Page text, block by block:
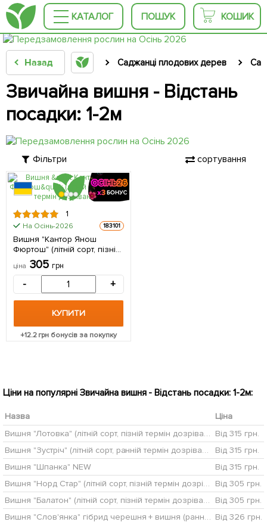
КАТАЛОГ ПОШУК КОШИК
Назад Саджанці плодових дерев
Звичайна вишня - Відстань
посадки: 1-2м
Фільтри сортування
1
На Осінь-2026 183101
Вишня "Кантор Янош
Фюртош" (літній сорт, пізній
термін дозрівання) 1
саджанець в упаковці
ціна 305 грн
- +
КУПИТИ
+12.2грн бонусів за покупку
Ціни на популярні Звичайна вишня - Відстань посадки: 1-2м:
Назва
Ціна
Вишня "Лотовка" (літній сорт, пізній термін дозрівання) Від 315 грн.
Вишня "Зустріч" (літній сорт, ранній термін дозрівання)
Від 315 грн.
Вишня "Шпанка" NEW
Від 315 грн.
Вишня "Норд Стар" (літній сорт, пізній термін дозрівання)
Від 305 грн.
Вишня "Балатон" (літній сорт, пізній термін дозрівання)
Від 305 грн.
Вишня "Слов'янка" гібрид черешня + вишня (ранній термін дозрівання) Від 326 грн.